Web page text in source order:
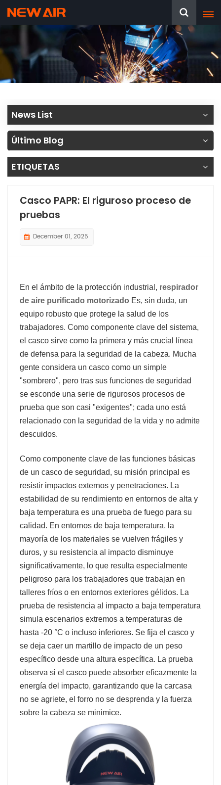
News List
Último Blog
ETIQUETAS
Casco PAPR: El riguroso proceso de
pruebas
December 01, 2025
En el ámbito de la protección industrial, respirador
de aire purificado motorizado Es, sin duda, un
equipo robusto que protege la salud de los
trabajadores. Como componente clave del sistema,
el casco sirve como la primera y más crucial línea
de defensa para la seguridad de la cabeza. Mucha
gente considera un casco como un simple
"sombrero", pero tras sus funciones de seguridad
se esconde una serie de rigurosos procesos de
prueba que son casi "exigentes"; cada uno está
relacionado con la seguridad de la vida y no admite
descuidos.
Como componente clave de las funciones básicas
de un casco de seguridad, su misión principal es
resistir impactos externos y penetraciones. La
estabilidad de su rendimiento en entornos de alta y
baja temperatura es una prueba de fuego para su
calidad. En entornos de baja temperatura, la
mayoría de los materiales se vuelven frágiles y
duros, y su resistencia al impacto disminuye
significativamente, lo que resulta especialmente
peligroso para los trabajadores que trabajan en
talleres fríos o en entornos exteriores gélidos. La
prueba de resistencia al impacto a baja temperatura
simula escenarios extremos a temperaturas de
hasta -20 °C o incluso inferiores. Se fija el casco y
se deja caer un martillo de impacto de un peso
específico desde una altura específica. La prueba
observa si el casco puede absorber eficazmente la
energía del impacto, garantizando que la carcasa
no se agriete, el forro no se desprenda y la fuerza
sobre la cabeza se minimice.